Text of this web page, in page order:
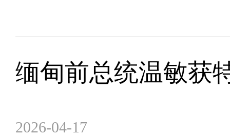
缅甸前总统温敏获
2026-04-17